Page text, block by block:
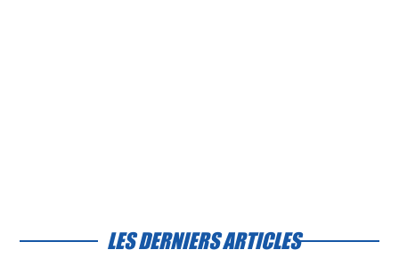
LES DERNIERS ARTICLES